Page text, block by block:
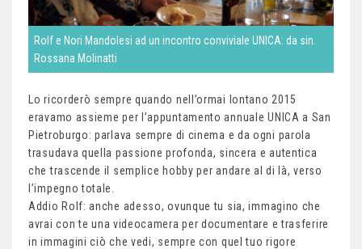
Rolf e Nori Mandolesi ad un incontro conviviale UNICA: da sin.
Rossana Molinatti
Lo ricorderò sempre quando nell’ormai lontano 2015
eravamo assieme per l’appuntamento annuale UNICA a San
Pietroburgo: parlava sempre di cinema e da ogni parola
trasudava quella passione profonda, sincera e autentica
che trascende il semplice hobby per andare al di là, verso
l’impegno totale.
Addio Rolf: anche adesso, ovunque tu sia, immagino che
avrai con te una videocamera per documentare e trasferire
in immagini ciò che vedi, sempre con quel tuo rigore